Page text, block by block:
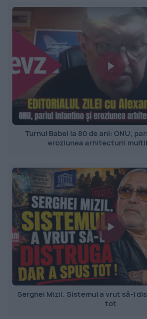
Turnul Babel la 80 de ani: ONU,
eroziunea arhitecturii
Serghei Mizil. Sistemul a vrut să-l
tot